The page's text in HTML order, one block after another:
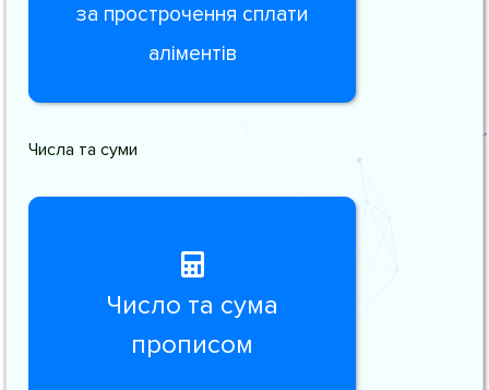
за прострочення сплати
аліментів
Числа та суми
Число та сума
прописом